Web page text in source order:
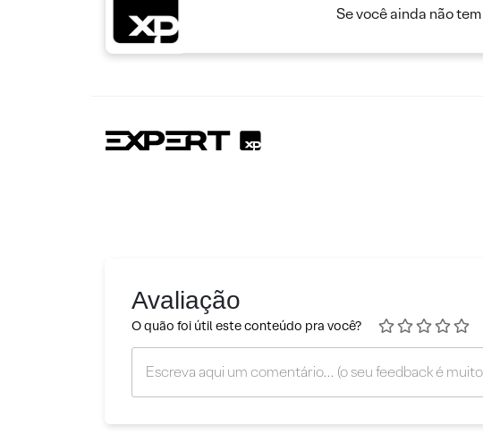
Se você ainda não
Avaliação
O quão foi útil este conteúdo pra você?